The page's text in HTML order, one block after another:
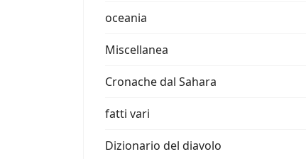
oceania
Miscellanea
Cronache dal Sahara
fatti vari
Dizionario del diavolo